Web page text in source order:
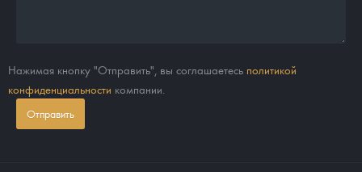
Нажимая кнопку "Отправить", вы соглашаетесь политикой
конфиденциальности компании.
Отправить